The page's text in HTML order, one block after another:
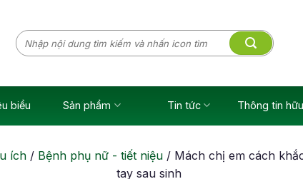
Tìm
kiếm:
biểu Sản phẩm Tin tức Thông tin
ích / Bệnh phụ nữ - tiết niệu / Mách chị em cách
tay sau sinh